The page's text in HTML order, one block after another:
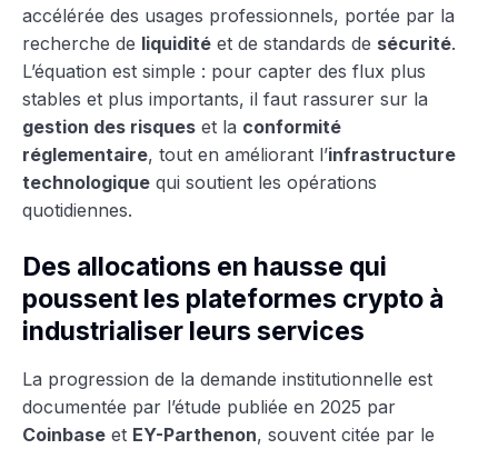
accélérée des usages professionnels, portée par la
recherche de liquidité et de standards de sécurité.
L’équation est simple : pour capter des flux plus
stables et plus importants, il faut rassurer sur la
gestion des risques et la conformité
réglementaire, tout en améliorant l’infrastructure
technologique qui soutient les opérations
quotidiennes.
Des allocations en hausse qui
poussent les plateformes crypto à
industrialiser leurs services
La progression de la demande institutionnelle est
documentée par l’étude publiée en 2025 par
Coinbase et EY-Parthenon, souvent citée par le